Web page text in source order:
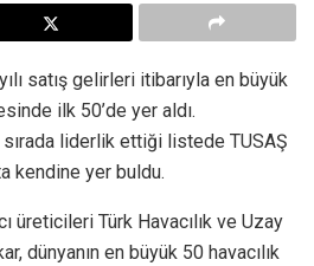
satış gelirleri itibarıyla en büyük
ilk 50’de yer aldı.
sırada liderlik ettiği listede TUSAŞ
kendine yer buldu.
üreticileri Türk Havacılık ve Uzay
dünyanın en büyük 50 havacılık